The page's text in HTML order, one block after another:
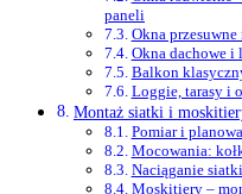
paneli
Okna przesuwne
Okna dachowe i
Balkon
Loggie, tarasy i
Montaż siatki i
Pomiar i
Mocowania:
Naciąganie
Moskitiery –